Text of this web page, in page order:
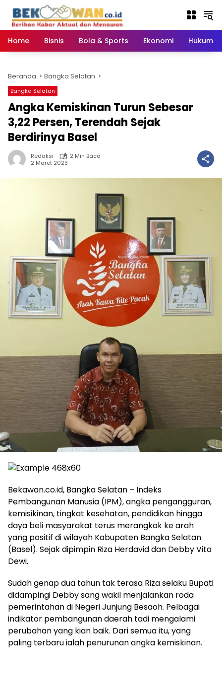
konten
Home
Bisnis Bola & Sports Ekonomi Hukum
Beranda Bangka Selatan
Bangka Selatan
Angka Kemiskinan Turun Sebesar
3,22 Persen, Terendah Sejak
Berdirinya Basel
Redaksi
2 Min Baca
2 Maret 2023
Bekawan.co.id, Bangka Selatan – Indeks
Pembangunan Manusia (IPM), angka pengangguran,
kemisikinan, tingkat kesehatan, pendidikan hingga
daya beli masyarakat terus merangkak ke arah
yang positif di wilayah Kabupaten Bangka Selatan
(Basel). Sejak dipimpin Riza Herdavid dan Debby Vita
Dewi.
Sudah genap dua tahun tak terasa Riza selaku Bupati
didampingi Debby sang wakil menjalankan roda
pemerintahan di Negeri Junjung Besaoh. Pelbagai
indikator pembangunan daerah tadi mengalami
perubahan yang kian baik. Dari semua itu, yang
paling terbaru ialah penurunan angka kemiskinan.